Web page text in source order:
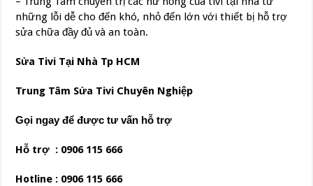
những lỗi dễ cho đến khó, nhỏ đến lớn với thiết bị hỗ trợ
sửa chữa đầy đủ và an toàn.
Sửa Tivi Tại Nhà Tp HCM
Trung Tâm Sửa Tivi Chuyên Nghiệp
Gọi ngay để được tư vấn hỗ trợ
Hỗ trợ : 0906 115 666
Hotline : 0906 115 666